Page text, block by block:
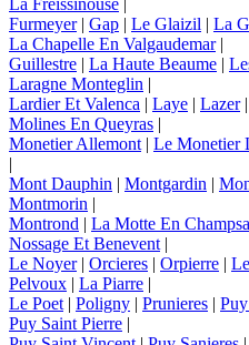
Furmeyer | Gap | Le Glaizil | La
La Chapelle En Valgaudemar |
Guillestre | La Haute Beaume |
Laragne Monteglin |
Lardier Et Valenca | Laye | Lazer |
Molines En Queyras |
Monetier Allemont | Le Monetier
|
Mont Dauphin | Montgardin |
Montmorin |
Montrond | La Motte En
Nossage Et Benevent |
Le Noyer | Orcieres | Orpierre |
Pelvoux | La Piarre |
Le Poet | Poligny | Prunieres |
Puy Saint Pierre |